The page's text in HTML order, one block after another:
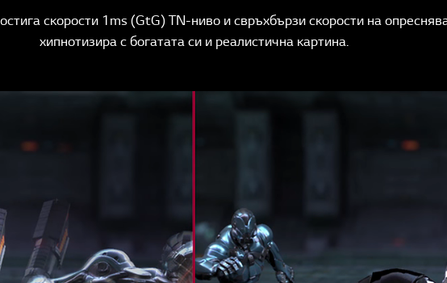
скорости 1ms (GtG) TN-ниво и свръхбързи скорости на
хипнотизира с богатата си и реалистична картина.